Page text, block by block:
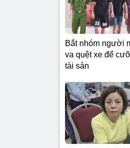
Bắt nhóm người
va quệt xe để
tài sản